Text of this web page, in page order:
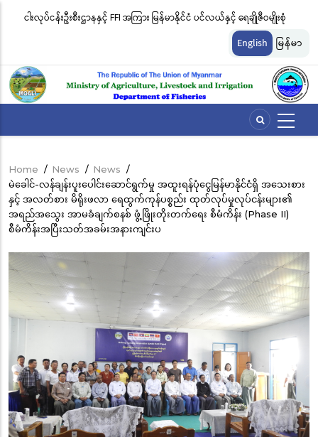
ငါးလုပ်ငန်းဦးစီးဌာနနှင့် FFI အကြား မြန်မာနိုင်ငံ ပင်လယ်နှင့် ရေချိုဇီဝမျိုးစုံ
မျိုးကွဲများ ထိန်းသိမ်းကာကွယ်စောင့်ရှောက်ခြင်းလုပ်ငန်းများ ဆောင်ရွက်မှု
English မြန်မာ
Breadcrumb
Home / News / News /
မဲခေါင်-လန်ချန်းပူးပေါင်းဆောင်ရွက်မှု အထူးရန်ပုံငွေမြန်မာနိုင်ငံရှိ အသေးစား
နှင့် အလတ်စား မိရိုးဖလာ ရေထွက်ကုန်ပစ္စည်း ထုတ်လုပ်မှုလုပ်ငန်းများ၏
အရည်အသွေး အာမခံချက်စနစ် ဖွံ့ဖြိုးတိုးတက်ရေး စီမံကိန်း (Phase II)
စီမံကိန်းအပြီးသတ်အခမ်းအနားကျင်းပ